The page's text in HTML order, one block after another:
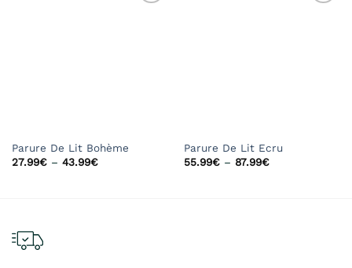
Parure De Lit Bohème
27.99€– 43.99€
Parure De Lit Ecru
55.99€– 87.99€